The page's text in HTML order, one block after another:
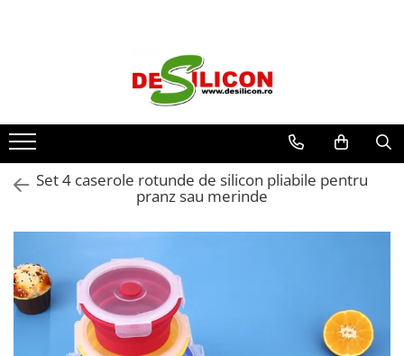
Set 4 caserole rotunde de silicon pliabile pentru
pranz sau merinde